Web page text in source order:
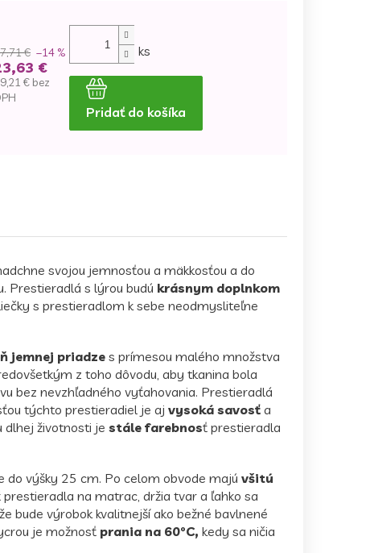
€ –14 %
€
€ bez
ks
Pridať do košíka
svojou jemnosťou a mäkkosťou a do
Prestieradlá s lýrou budú krásnym doplnkom
s prestieradlom k sebe neodmysliteľne
jemnej priadze s prímesou malého množstva
z toho dôvodu, aby tkanina bola
bez nevzhľadného vyťahovania. Prestieradlá
týchto prestieradiel je aj vysoká savosť a
dlhej životnosti je stále farebnosť prestieradla
do výšky 25 cm. Po celom obvode majú všitú
na matrac, držia tvar a ľahko sa
bude výrobok kvalitnejší ako bežné bavlnené
je možnosť prania na 60°C, kedy sa ničia